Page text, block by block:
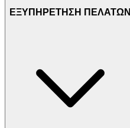
ΕΞΥΠΗΡΕΤΗΣΗ ΠΕΛΑΤΩΝ